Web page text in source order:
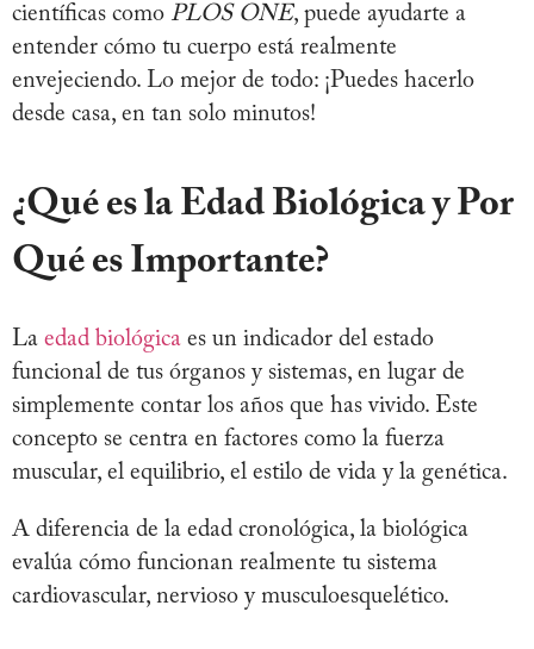
científicas como PLOS ONE, puede ayudarte a
entender cómo tu cuerpo está realmente
envejeciendo. Lo mejor de todo: ¡Puedes hacerlo
desde casa, en tan solo minutos!
¿Qué es la Edad Biológica y Por
Qué es Importante?
La edad biológica es un indicador del estado
funcional de tus órganos y sistemas, en lugar de
simplemente contar los años que has vivido. Este
concepto se centra en factores como la fuerza
muscular, el equilibrio, el estilo de vida y la genética.
A diferencia de la edad cronológica, la biológica
evalúa cómo funcionan realmente tu sistema
cardiovascular, nervioso y musculoesquelético.